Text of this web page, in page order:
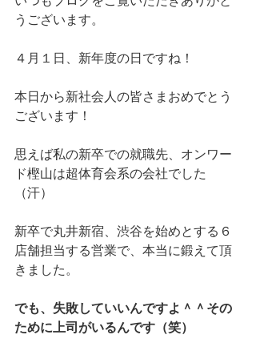
うございます。
４月１日、新年度の日ですね！
本日から新社会人の皆さまおめでとう
ございます！
思えば私の新卒での就職先、オンワー
ド樫山は超体育会系の会社でした
（汗）
新卒で丸井新宿、渋谷を始めとする６
店舗担当する営業で、本当に鍛えて頂
きました。
でも、失敗していいんですよ＾＾その
ために上司がいるんです（笑）